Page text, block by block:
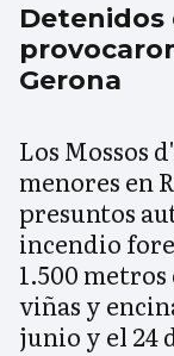
Detenidos
Gerona
Los Mossos
menores en
presuntos
incendio
1.500
viñas y
junio y el 24